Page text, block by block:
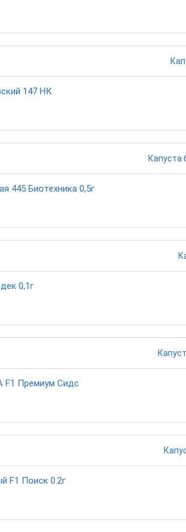
147 НК
445 Биотехника 0,5г
0,1г
Премиум Сидс
F1 Поиск 0.2г